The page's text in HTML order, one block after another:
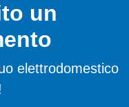
un
elettrodomestico